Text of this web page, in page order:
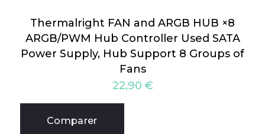
Thermalright FAN and ARGB HUB ×8
ARGB/PWM Hub Controller Used SATA
Power Supply, Hub Support 8 Groups of
Fans
22,90 €
Comparer